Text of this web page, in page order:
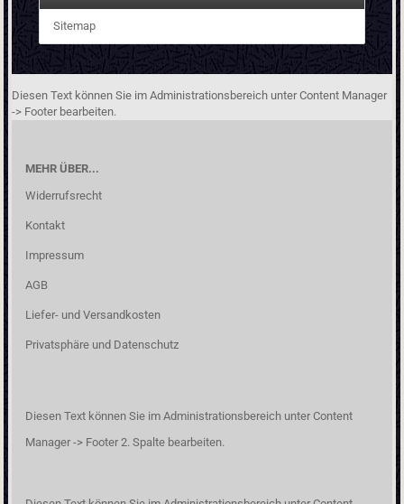
Sitemap
Diesen Text können Sie im Administrationsbereich unter Content Manager
-> Footer bearbeiten.
MEHR ÜBER...
Widerrufsrecht
Kontakt
Impressum
AGB
Liefer- und Versandkosten
Privatsphäre und Datenschutz
Diesen Text können Sie im Administrationsbereich unter Content
Manager -> Footer 2. Spalte bearbeiten.